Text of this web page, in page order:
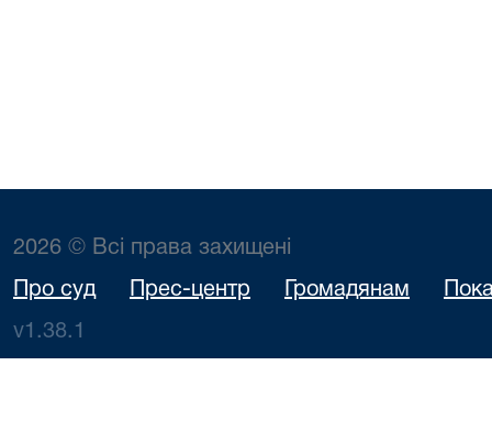
2026 © Всі права захищені
Про суд Прес-центр Громадянам
v1.38.1